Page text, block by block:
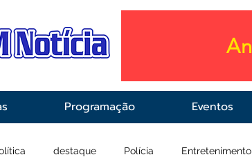
Programação Eventos
destaque Polícia Entretenimento